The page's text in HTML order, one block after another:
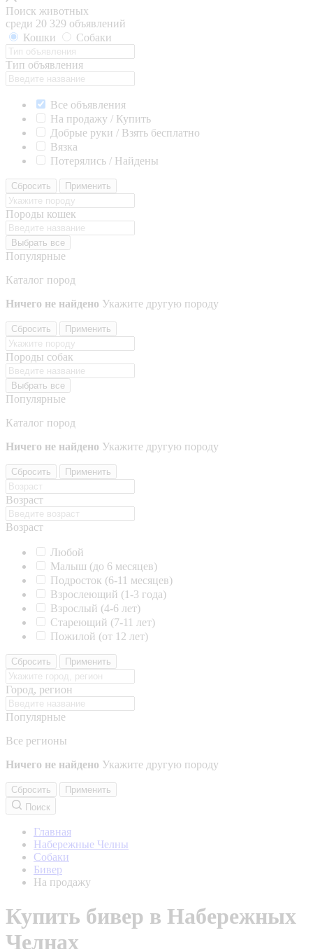
Поиск животных
среди 20 329 объявлений
Кошки
Собаки
Тип объявления
Все объявления
На продажу / Купить
Добрые руки / Взять бесплатно
Вязка
Потерялись / Найдены
Сбросить Применить
Породы кошек
Выбрать все
Популярные
Каталог пород
Ничего не найдено Укажите другую породу
Сбросить Применить
Породы собак
Выбрать все
Популярные
Каталог пород
Ничего не найдено Укажите другую породу
Сбросить Применить
Возраст
Возраст
Любой
Малыш (до 6 месяцев)
Подросток (6-11 месяцев)
Взрослеющий (1-3 года)
Взрослый (4-6 лет)
Стареющий (7-11 лет)
Пожилой (от 12 лет)
Сбросить Применить
Город, регион
Популярные
Все регионы
Ничего не найдено Укажите другую породу
Сбросить
Применить
Поиск
Главная
Набережные Челны
Собаки
Бивер
На продажу
Купить бивер в Набережных
Челнах